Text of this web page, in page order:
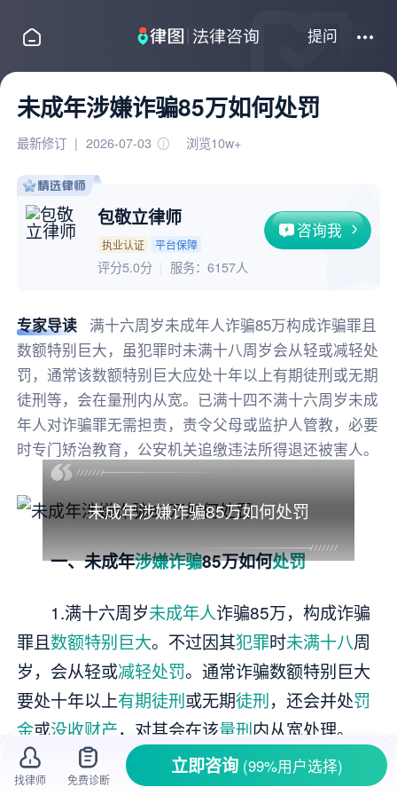
提问
未成年涉嫌诈骗85万如何处罚
最新修订 | 2026-07-03 浏览10w+
包敬立律师
执业认证 平台保障
咨询我
评分5.0分 服务： 6157人
专家导读
满十六周岁未成年人诈骗85万构成诈骗罪且
数额特别巨大，虽犯罪时未满十八周岁会从轻或减轻处
罚，通常该数额特别巨大应处十年以上有期徒刑或无期
徒刑等，会在量刑内从宽。已满十四不满十六周岁未成
年人对诈骗罪无需担责，责令父母或监护人管教，必要
时专门矫治教育，公安机关追缴违法所得退还被害人。
未成年涉嫌诈骗85万如何处罚
一、未成年涉嫌诈骗85万如何处罚
1.满十六周岁未成年人诈骗85万，构成诈骗
罪且数额特别巨大。不过因其犯罪时未满十八周
岁，会从轻或减轻处罚。通常诈骗数额特别巨大
要处十年以上有期徒刑或无期徒刑，还会并处罚
金或没收财产，对其会在该量刑内从宽处理。
2.已满十四不满十六周岁未成年人，对诈骗
找律师 免费诊断
立即咨询 (99%用户选择)